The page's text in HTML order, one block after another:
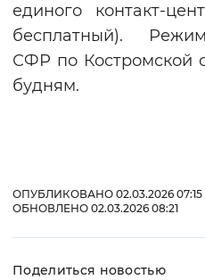
единого контакт-
бесплатный).
СФР по Костромской
будням.
ОПУБЛИКОВАНО 02.03.2026 07:15
ОБНОВЛЕНО 02.03.2026 08:21
Поделиться новостью